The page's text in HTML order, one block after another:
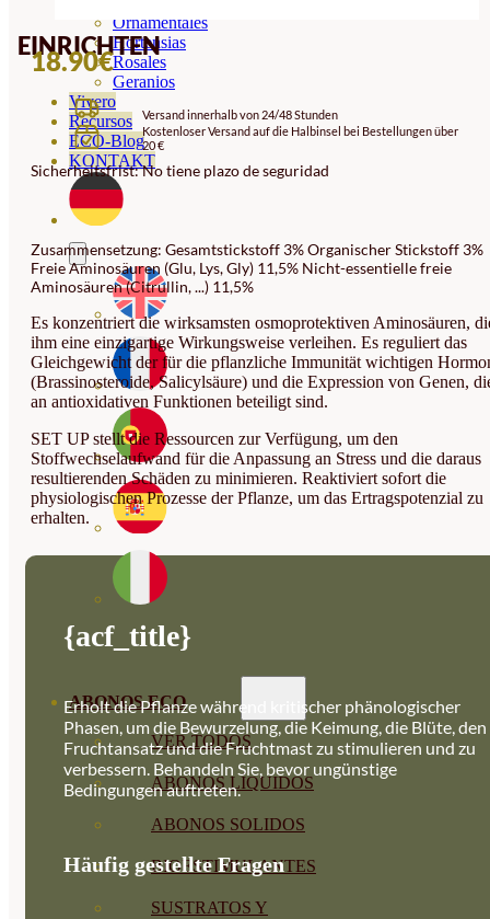
Ornamentales
Hortensias
Rosales
Geranios
Vivero
Recursos
ECO-Blog
KONTAKT
ABONOS ECO
VER TODOS
ABONOS LÍQUIDOS
ABONOS SOLIDOS
BIOESTIMULANTES
SUSTRATOS Y
EINRICHTEN
18.90€
Versand innerhalb von 24/48 Stunden
Kostenloser Versand auf die Halbinsel bei Bestellungen über
20 €
Sicherheitsfrist: No tiene plazo de seguridad
Zusammensetzung: Gesamtstickstoff 3% Organischer Stickstoff 3%
Freie Aminosäuren (Glu, Lys, Gly) 11,5% Nicht-essentielle freie
Aminosäuren (Citrullin, ...) 11,5%
Es konzentriert die wirksamsten osmoprotektiven Aminosäuren,
ihm eine einzigartige Wirkungsweise verleihen. Es reguliert das
Gleichgewicht der für die pflanzliche Immunität wichtigen
(Brassinosteroide, Salicylsäure) und die Expression von Genen,
an antioxidativen Funktionen beteiligt sind.
SET UP stellt die Ressourcen zur Verfügung, um den
Stoffwechselaufwand für die Anpassung an Stress und die daraus
resultierenden Schäden zu minimieren. Reaktiviert sofort die
physiologischen Prozesse der Pflanze, um das Ertragspotenzial zu
erhalten.
{acf_title}
Erholt die Pflanze während kritischer phänologischer
Phasen, um die Bewurzelung, die Keimung, die Blüte, den
Fruchtansatz und die Fruchtmast zu stimulieren und zu
verbessern. Behandeln Sie, bevor ungünstige
Bedingungen auftreten.
Häufig gestellte Fragen